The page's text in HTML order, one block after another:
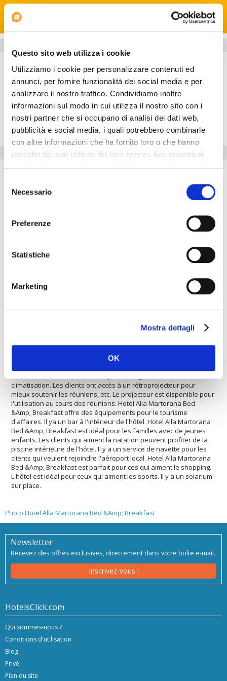
Questo sito web utilizza i cookie
Utilizziamo i cookie per personalizzare contenuti ed
annunci, per fornire funzionalità dei social media e per
analizzare il nostro traffico. Condividiamo inoltre
informazioni sul modo in cui utilizza il nostro sito con i
nostri partner che si occupano di analisi dei dati web,
pubblicità e social media, i quali potrebbero combinarle
con altre informazioni che ha fornito loro o che hanno
raccolto dal suo utilizzo dei loro servizi. Acconsenta ai
delNecessario
Preferenze
Statistiche
Marketing
Mostra dettagli
OK
dans votre chambre grâce au service en chambre (horaires
limités). Pour que vous puissiez faire connaissance avec les
autres convives, l'établissement vous invite à participer à une
prestations Les équipements et services proposés incluent un
réception ouverte 24 heures sur 24. Une navette vers
l'aéroport au départ de l'hôtel est disponible en échange d'un
supplément (disponible sur demande).
FERMER
Chambres
Restaurant
Extérieur
Salle
Position
Equipements de l'hôtel
de voyage est à la disposition del clients. L'
Hotel Alla Martorana
offre équipements pour personnes à
conférence. L'hôtel dispose d'une piscine chauffée. L'hôtel est
l'endroit idéal pour ceux qui aiment le shopping. L'hôtel offre des
pour les sportifs qui jouent au football. L'Hotel Alla Martorana Bed
&Amp; Breakfast propose un service de blanchisserie. Hotel Alla
amants du wellness. Il y a un service de mini-bus pour aller au
sports. L'hôtel est approprié pour accueillir des petits et grands
Vous trouverez un parking pour laisser un véhicule en toute
sécurité. L'hôtel est idéal pour accueillir des petits et grands
climatisation. Les clients ont accès à un rétroprojecteur pour
mieux soutenir les réunions, etc. Le projecteur est disponible pour
l'utilisation au cours des réunions. Hotel Alla Martorana Bed
&Amp; Breakfast offre des équipements pour le tourisme
d'affaires. Il ya un bar à l'intérieur de l'hôtel. Hotel Alla Martorana
Bed &Amp; Breakfast est idéal pour les familles avec de jeunes
enfants. Les clients qui aiment la natation peuvent profiter de la
piscine intérieure de l'hôtel. Il y a un service de navette pour les
clients qui veulent rejoindre l'aéroport local. Hotel Alla Martorana
Bed &Amp; Breakfast est parfait pour ces qui aiment le shopping.
L'hôtel est idéal pour ceux qui aiment les sports. Il y a un solarium
sur place.
Photo Hotel Alla Martorana Bed &Amp; Breakfast
Newsletter
Recevez des offres exclusives, directement dans votre boîte e-mail.
Inscrivez-vous !
HotelsClick.com
Qui sommes-nous ?
Conditions d'utilisation
Blog
Privé
Plan du site